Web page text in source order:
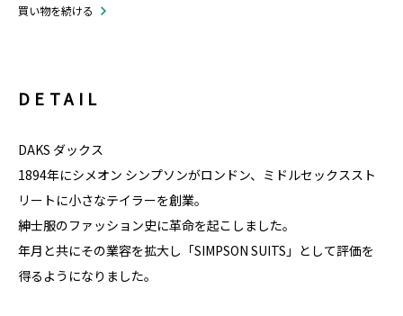
買い物を続ける
DETAIL
DAKS ダックス
1894年にシメオン シンプソンがロンドン、ミドルセックススト
リートに小さなテイラーを創業。
紳士服のファッション史に革命を起こしました。
年月と共にその業容を拡大し「SIMPSON SUITS」として評価を
得るようになりました。